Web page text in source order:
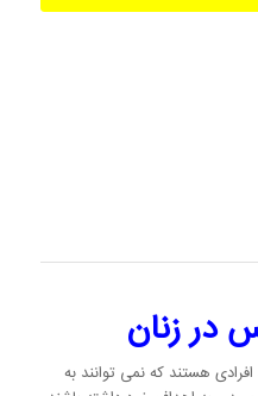
در زنان
هستند که نمی توانند به